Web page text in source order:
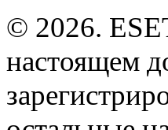
© 2026.
настоящем